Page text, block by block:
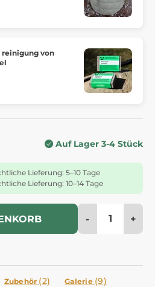
von
Auf Lager 3-4 Stück
Lieferung: 5–10 Tage
Lieferung: 10–14 Tage
- +
Zubehör (2) Galerie (9)